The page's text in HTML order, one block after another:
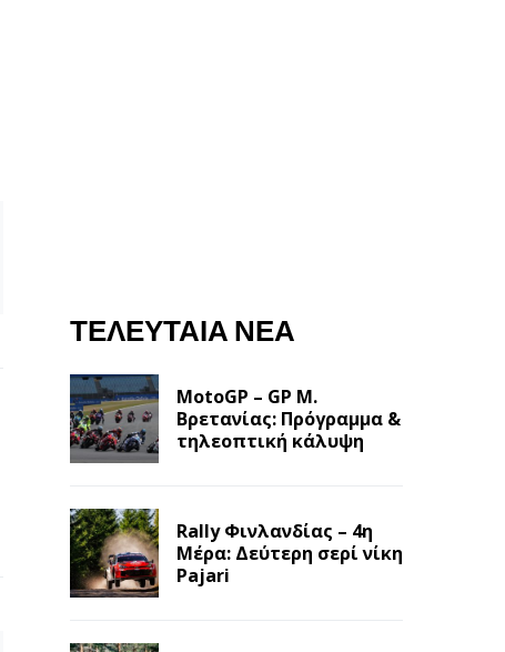
ΤΕΛΕΥΤΑΊΑ ΝΈΑ
MotoGP – GP Μ.
Βρετανίας: Πρόγραμμα &
τηλεοπτική κάλυψη
Rally Φινλανδίας – 4η
Μέρα: Δεύτερη σερί νίκη
Pajari